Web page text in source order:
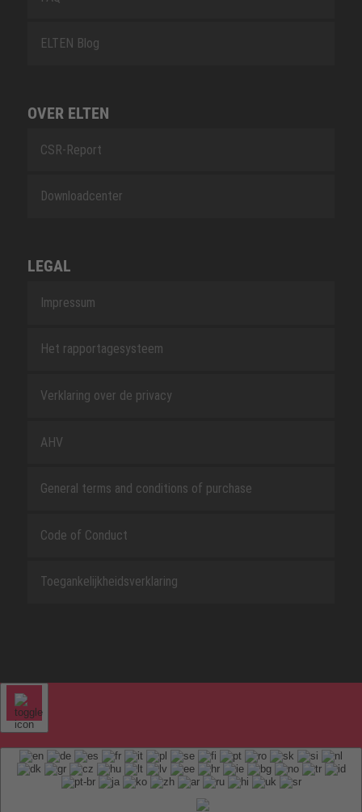
ELTEN Blog
OVER ELTEN
CSR-Report
Downloadcenter
LEGAL
Impressum
Het rapportagesysteem
Verklaring over de privacy
AHV
General terms and conditions of purchase
Code of Conduct
Toegankelijkheidsverklaring